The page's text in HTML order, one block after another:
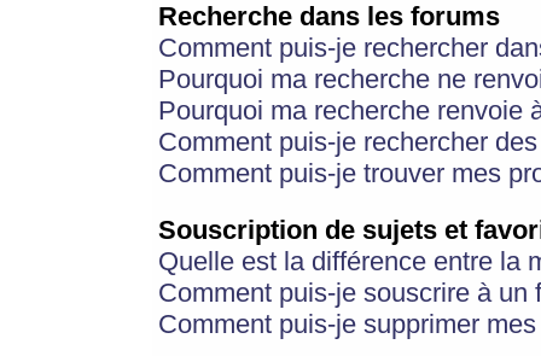
Recherche dans les forums
Comment puis-je rechercher
Pourquoi ma recherche ne
Pourquoi ma recherche renvoie
Comment puis-je rechercher
Comment puis-je trouver mes
Souscription de sujets et
Quelle est la différence entre la
Comment puis-je souscrire à
Comment puis-je supprimer